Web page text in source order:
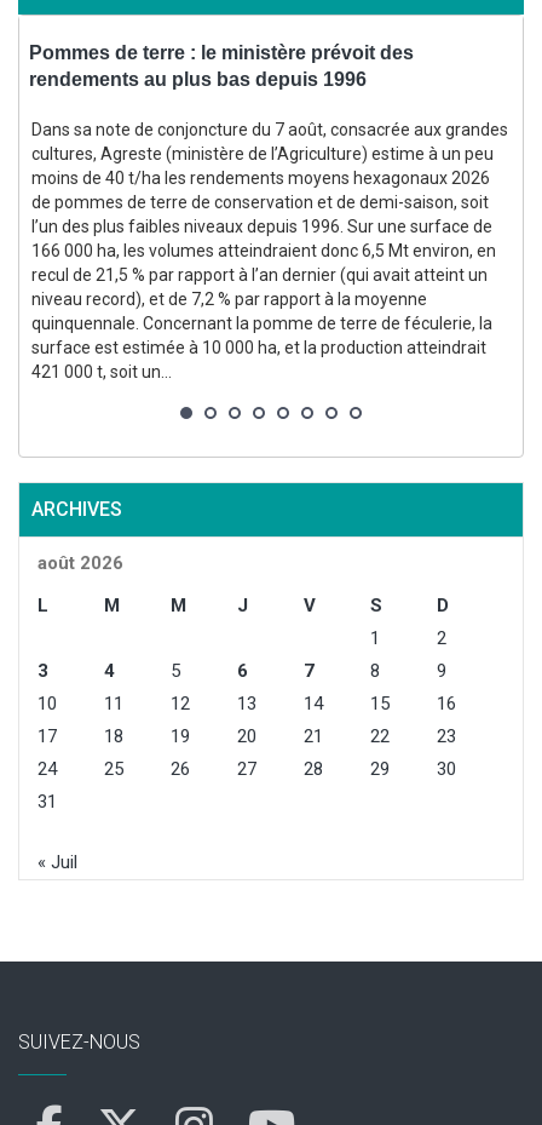
Pommes de terre : le ministère prévoit des
rendements au plus bas depuis 1996
Dans sa note de conjoncture du 7 août, consacrée aux grandes
cultures, Agreste (ministère de l’Agriculture) estime à un peu
moins de 40 t/ha les rendements moyens hexagonaux 2026
de pommes de terre de conservation et de demi-saison, soit
l’un des plus faibles niveaux depuis 1996. Sur une surface de
166 000 ha, les volumes atteindraient donc 6,5 Mt environ, en
recul de 21,5 % par rapport à l’an dernier (qui avait atteint un
niveau record), et de 7,2 % par rapport à la moyenne
quinquennale. Concernant la pomme de terre de féculerie, la
surface est estimée à 10 000 ha, et la production atteindrait
421 000 t, soit un...
ARCHIVES
août 2026
L
M M J V S
D
1
2
3
4 5 6 7 8
9
10
11 12 13 14 15
16
17
18 19 20 21 22
23
24
25 26 27 28 29
30
31
« Juil
SUIVEZ-NOUS